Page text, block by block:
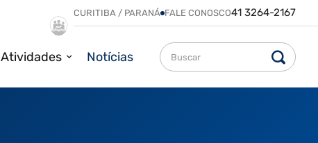
CURITIBA / PARANÁ FALE CONOSCO41 3264-2167
Atividades Notícias